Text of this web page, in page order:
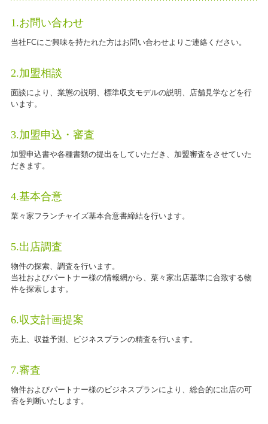
1.お問い合わせ
当社FCにご興味を持たれた方はお問い合わせよりご連絡ください。
2.加盟相談
面談により、業態の説明、標準収支モデルの説明、店舗見学などを行
います。
3.加盟申込・審査
加盟申込書や各種書類の提出をしていただき、加盟審査をさせていた
だきます。
4.基本合意
菜々家フランチャイズ基本合意書締結を行います。
5.出店調査
物件の探索、調査を行います。
当社およびパートナー様の情報網から、菜々家出店基準に合致する物
件を探索します。
6.収支計画提案
売上、収益予測、ビジネスプランの精査を行います。
7.審査
物件およびパートナー様のビジネスプランにより、総合的に出店の可
否を判断いたします。